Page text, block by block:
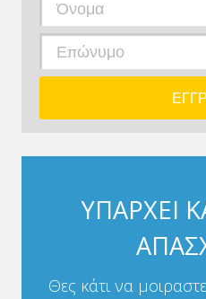
ΥΠΑΡΧΕΙ
Θες κάτι να